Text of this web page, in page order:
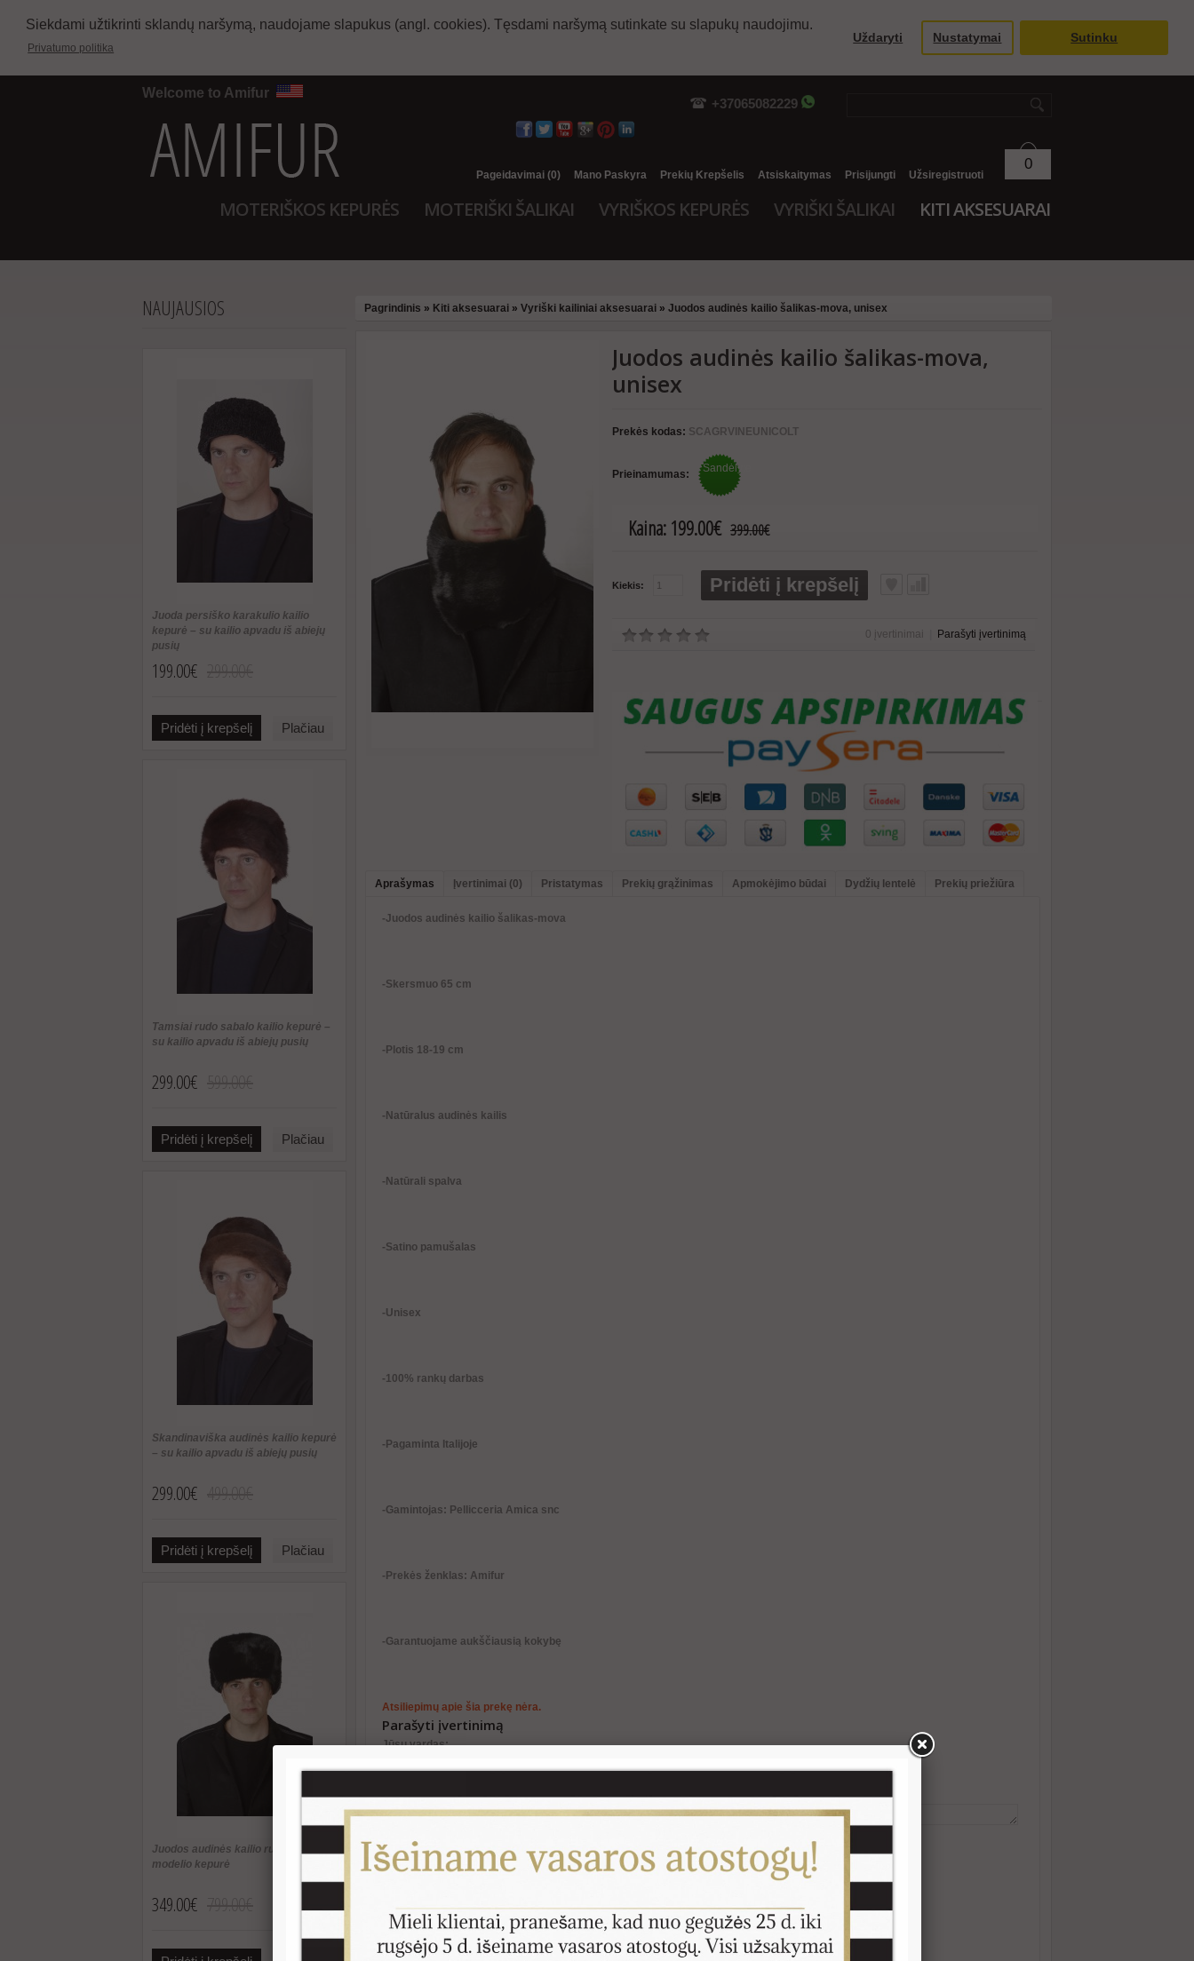
Siekdami užtikrinti sklandų naršymą, naudojame slapukus (angl. cookies). Tęsdami naršymą sutinkate su slapukų naudojimu.
Privatumo politika
Uždaryti Nustatymai Sutinku
Welcome to Amifur
+37065082229
Pageidavimai (0) Mano Paskyra Prekių Krepšelis Atsiskaitymas Prisijungti Užsiregistruoti
0
MOTERIŠKOS KEPURĖS MOTERIŠKI ŠALIKAI VYRIŠKOS KEPURĖS VYRIŠKI ŠALIKAI KITI AKSESUARAI
NAUJAUSIOS
Juoda persiško karakulio kailio
kepurė – su kailio apvadu iš abiejų
pusių
199.00€
Pridėti į krepšelį Plačiau
Tamsiai rudo sabalo kailio kepurė –
su kailio apvadu iš abiejų pusių
299.00€
Pridėti į krepšelį Plačiau
Skandinaviška audinės kailio kepurė
– su kailio apvadu iš abiejų pusių
299.00€
Pridėti į krepšelį Plačiau
Juodos audinės kailio rusiško
modelio kepurė
349.00€
Pagrindinis » Kiti aksesuarai » Vyriški kailiniai aksesuarai » Juodos audinės kailio šalikas-mova, unisex
Juodos audinės kailio šalikas-mova,
unisex
Prekės kodas: SCAGRVINEUNICOLT
Prieinamumas: Sandėlyje
Kaina: 199.00€ 399.00€
Kiekis: Pridėti į krepšelį
0 įvertinimai Parašyti įvertinimą
Aprašymas Įvertinimai (0) Pristatymas Prekių grąžinimas Apmokėjimo būdai Dydžių lentelė Prekių priežiūra
-Juodos audinės kailio šalikas-mova
-Skersmuo 65 cm
-Plotis 18-19 cm
-Natūralus audinės kailis
-Natūrali spalva
-Satino pamušalas
-Unisex
-100% rankų darbas
-Pagaminta Italijoje
-Gamintojas: Pellicceria Amica snc
-Prekės ženklas: Amifur
-Garantuojame aukščiausią kokybę
Atsiliepimų apie šia prekę nėra.
Parašyti įvertinimą
Jūsų vardas:
Jūsų apžvalga:
Įvertinimas: Blogas Geras